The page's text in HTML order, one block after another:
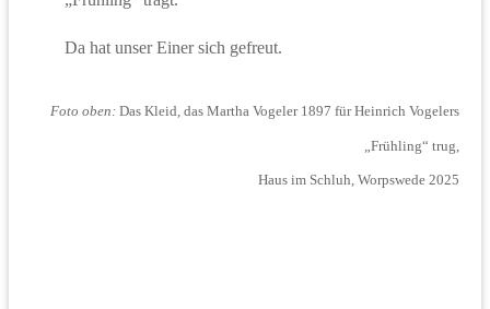
Da hat unser Einer sich gefreut.
Foto oben: Das Kleid, das Martha Vogeler 1897 für Heinrich Vogelers
„Frühling“ trug,
Haus im Schluh, Worpswede 2025